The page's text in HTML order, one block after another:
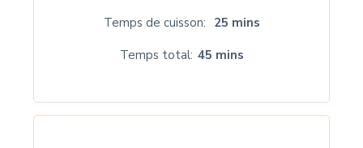
Temps de cuisson
25 mins
Temps total 45 mins